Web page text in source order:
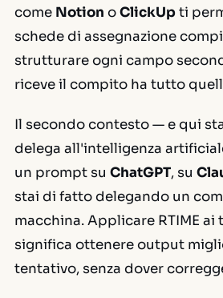
come Notion oClickUpti
schede di assegnazione
strutturare ogni campo
riceve il compito ha tutto
Il secondo contesto — e qui
delega all'intelligenza
un prompt su ChatGPT, su
stai di fatto delegando un
macchina. Applicare RTIME
significa ottenere output
tentativo, senza dover